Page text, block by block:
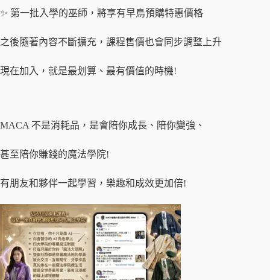
✨ 第一批入學的巫師，將享有早鳥預購特惠價格
之後隨著內容不斷擴充，課程售價也會同步調整上升
現在加入，就是最划算、最有價值的時機!
MACA 不是消耗品，是會陪你成長、陪你變強、
甚至陪你賺錢的魔法學院!
有朋友和夥伴一起學習，樂趣和成效更加倍!